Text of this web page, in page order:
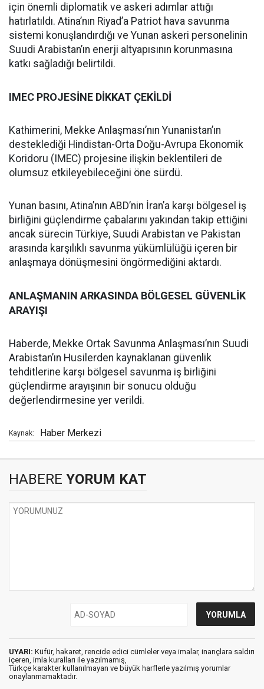
için önemli diplomatik ve askeri adımlar attığı
hatırlatıldı. Atina’nın Riyad’a Patriot hava savunma
sistemi konuşlandırdığı ve Yunan askeri personelinin
Suudi Arabistan’ın enerji altyapısının korunmasına
katkı sağladığı belirtildi.
IMEC PROJESİNE DİKKAT ÇEKİLDİ
Kathimerini, Mekke Anlaşması’nın Yunanistan’ın
desteklediği Hindistan-Orta Doğu-Avrupa Ekonomik
Koridoru (IMEC) projesine ilişkin beklentileri de
olumsuz etkileyebileceğini öne sürdü.
Yunan basını, Atina’nın ABD’nin İran’a karşı bölgesel iş
birliğini güçlendirme çabalarını yakından takip ettiğini
ancak sürecin Türkiye, Suudi Arabistan ve Pakistan
arasında karşılıklı savunma yükümlülüğü içeren bir
anlaşmaya dönüşmesini öngörmediğini aktardı.
ANLAŞMANIN ARKASINDA BÖLGESEL GÜVENLİK
ARAYIŞI
Haberde, Mekke Ortak Savunma Anlaşması’nın Suudi
Arabistan’ın Husilerden kaynaklanan güvenlik
tehditlerine karşı bölgesel savunma iş birliğini
güçlendirme arayışının bir sonucu olduğu
değerlendirmesine yer verildi.
Kaynak: Haber Merkezi
HABERE YORUM KAT
UYARI: Küfür, hakaret, rencide edici cümleler veya imalar, inançlara saldırı
içeren, imla kuralları ile yazılmamış,
Türkçe karakter kullanılmayan ve büyük harflerle yazılmış yorumlar
onaylanmamaktadır.